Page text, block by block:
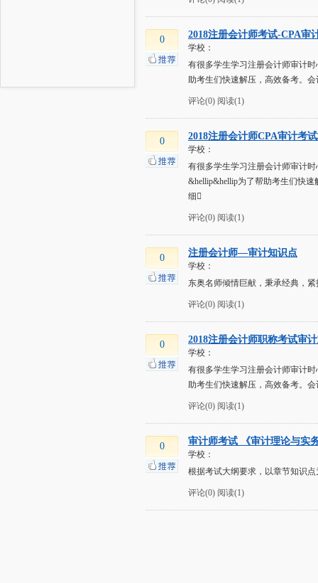
0 2018注册会计师考试-CPA审
学校：
有很多学生学习注册会计师审计
助考生们快速解压，高效备考。
评论(0) 阅读(1)
0 2018注册会计师CPA审计考
学校：
有很多学生学习注册会计师审计
&hellip&hellip为了帮助考生们快
细
评论(0) 阅读(1)
0 注册会计师—审计知识点
学校：
东奥名师倾情巨献，秉承经典，
评论(0) 阅读(1)
0 2018注册会计师职称考试审
学校：
有很多学生学习注册会计师审计
助考生们快速解压，高效备考。
评论(0) 阅读(1)
0 审计师考试 《审计理论与实
学校：
根据考试大纲要求，以章节知识
评论(0) 阅读(1)